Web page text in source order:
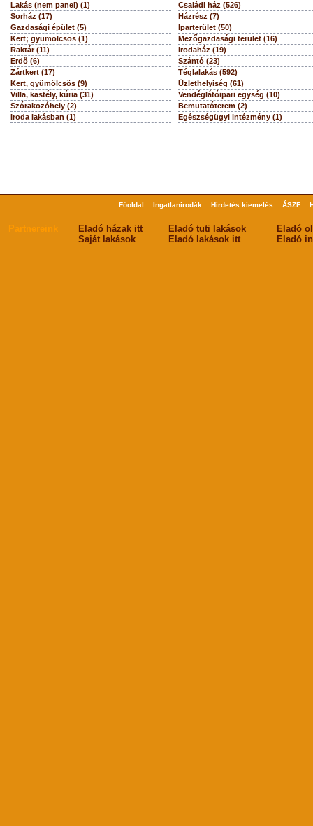
Lakás (nem panel) (1)
Családi ház (526)
Sorház (17)
Házrész (7)
Gazdasági épület (5)
Iparterület (50)
Kert; gyümölcsös (1)
Mezőgazdasági terület (16)
Raktár (11)
Irodaház (19)
Erdő (6)
Szántó (23)
Zártkert (17)
Téglalakás (592)
Kert, gyümölcsös (9)
Üzlethelyiség (61)
Villa, kastély, kúria (31)
Vendéglátóipari egység (10)
Szórakozóhely (2)
Bemutatóterem (2)
Iroda lakásban (1)
Egészségügyi intézmény (1)
Főoldal Ingatlanirodák Hirdetés kiemelés ÁSZF
Partnereink Eladó házak itt Eladó tuti lakások
Eladó
Saját lakások
Eladó lakások itt Eladó